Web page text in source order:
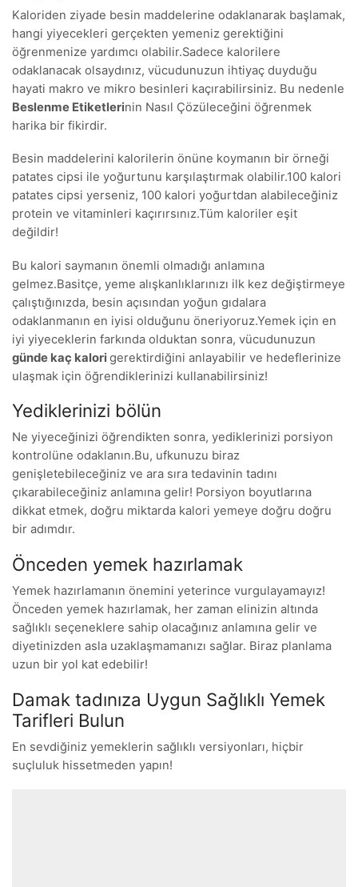
Kaloriden ziyade besin maddelerine odaklanarak başlamak,
hangi yiyecekleri gerçekten yemeniz gerektiğini
öğrenmenize yardımcı olabilir.Sadece kalorilere
odaklanacak olsaydınız, vücudunuzun ihtiyaç duyduğu
hayati makro ve mikro besinleri kaçırabilirsiniz. Bu nedenle
Beslenme Etiketlerinin Nasıl Çözüleceğini öğrenmek
harika bir fikirdir.
Besin maddelerini kalorilerin önüne koymanın bir örneği
patates cipsi ile yoğurtunu karşılaştırmak olabilir.100 kalori
patates cipsi yerseniz, 100 kalori yoğurtdan alabileceğiniz
protein ve vitaminleri kaçırırsınız.Tüm kaloriler eşit
değildir!
Bu kalori saymanın önemli olmadığı anlamına
gelmez.Basitçe, yeme alışkanlıklarınızı ilk kez değiştirmeye
çalıştığınızda, besin açısından yoğun gıdalara
odaklanmanın en iyisi olduğunu öneriyoruz.Yemek için en
iyi yiyeceklerin farkında olduktan sonra, vücudunuzun
günde kaç kalori gerektirdiğini anlayabilir ve hedeflerinize
ulaşmak için öğrendiklerinizi kullanabilirsiniz!
Yediklerinizi bölün
Ne yiyeceğinizi öğrendikten sonra, yediklerinizi porsiyon
kontrolüne odaklanın.Bu, ufkunuzu biraz
genişletebileceğiniz ve ara sıra tedavinin tadını
çıkarabileceğiniz anlamına gelir! Porsiyon boyutlarına
dikkat etmek, doğru miktarda kalori yemeye doğru doğru
bir adımdır.
Önceden yemek hazırlamak
Yemek hazırlamanın önemini yeterince vurgulayamayız!
Önceden yemek hazırlamak, her zaman elinizin altında
sağlıklı seçeneklere sahip olacağınız anlamına gelir ve
diyetinizden asla uzaklaşmamanızı sağlar. Biraz planlama
uzun bir yol kat edebilir!
Damak tadınıza Uygun Sağlıklı Yemek
Tarifleri Bulun
En sevdiğiniz yemeklerin sağlıklı versiyonları, hiçbir
suçluluk hissetmeden yapın!